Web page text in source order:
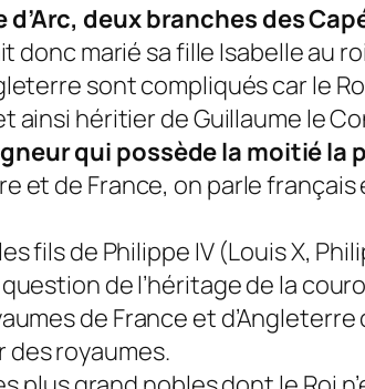
d’Arc, deux branches des
donc marié sa fille Isabelle au
sont compliqués car le
ainsi héritier de Guillaume le
qui possède la moitié
et de France, on parle
fils de Philippe IV (Louis X,
de l’héritage de la
de France et
royaumes.